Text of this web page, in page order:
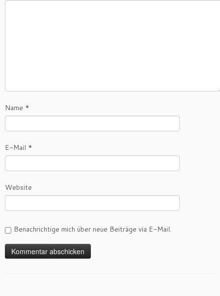
Name *
E-Mail *
Website
Benachrichtige mich über neue Beiträge via E-Mail.